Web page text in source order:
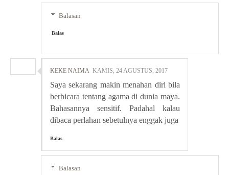
Balasan
Balas
KEKE NAIMA KAMIS, 24 AGUSTUS, 2017
Saya sekarang makin menahan diri bila
berbicara tentang agama di dunia maya.
Bahasannya sensitif. Padahal kalau
dibaca perlahan sebetulnya enggak juga
Balas
Balasan